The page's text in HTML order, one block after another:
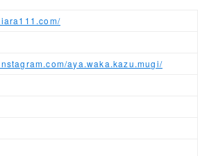
aya.waka.kazu.mugi/